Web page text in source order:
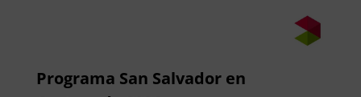
Programa San Salvador en